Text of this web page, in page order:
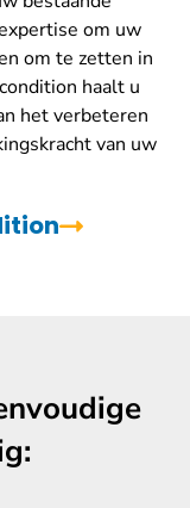
om uw
om te zetten in
haalt u
het verbeteren
van uw